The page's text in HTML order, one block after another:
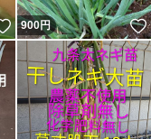
いいね！
900円